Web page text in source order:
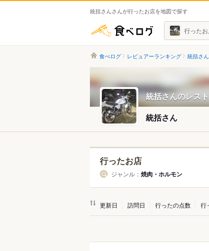
統括さんさんが行ったお店を地図で探す
食べログ 行った
食べログ レビュアーランキング 統括さ
統括さんのレス
統括さん
行ったお店
ジャンル： 焼肉・ホルモン
更新日 訪問日 行ったの点数 行